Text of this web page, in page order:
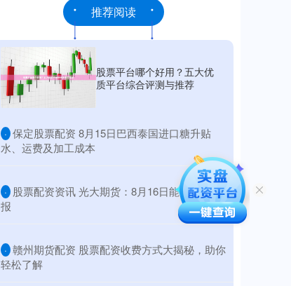
推荐阅读
股票平台哪个好用？五大优
质平台综合评测与推荐
· ​保定股票配资 8月15日巴西泰国进口糖升贴
水、运费及加工成本
· ​股票配资资讯 光大期货：8月16日能源化工日
报
· ​赣州期货配资 股票配资收费方式大揭秘，助你
轻松了解